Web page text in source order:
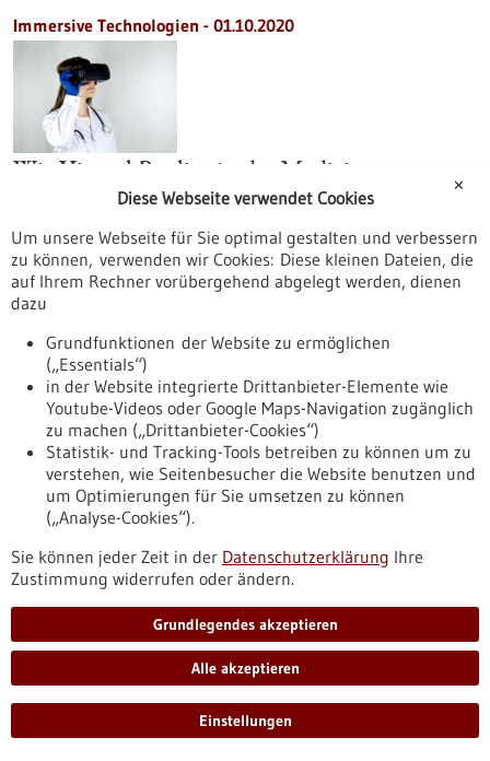
Immersive Technologien - 01.10.2020
Wie Virtual Reality in der Medizin
Anwendung findet
Im Juni 2021 findet in Boston (USA) die MedVR statt – der
weltweit erste Hackathon für Anwendungen immersiver
Technologien wie Virtual Reality (VR) und Augmented Reality
(AR) im Gesundheitssektor. Ziel der Veranstaltung ist es,
Fachleute in interdisziplinären Teams zusammenzuführen,
um aus guten Ideen auf dem Gebiet der VR und AR
Prototypen für den Gesundheitsmarkt zu entwickeln.
https://www.gesundheitsindustrie-
bw.de/fachbeitrag/aktuell/wie-virtual-reality-der-medizin-
anwendung-findet
Freudenberg Filtration Technologies - 01.10.2020
Coronavirus ausgebremst: Mit Filtern gegen
die Aerosol-Verbreitung
Filtertechnologie kann Mikroorganismen wie das neue
✕
Diese Webseite verwendet Cookies
Um unsere Webseite für Sie optimal gestalten und verbessern
zu können, verwenden wir Cookies: Diese kleinen Dateien, die
auf Ihrem Rechner vorübergehend abgelegt werden, dienen
dazu
Grundfunktionen der Website zu ermöglichen
(„Essentials“)
in der Website integrierte Drittanbieter-Elemente wie
Youtube-Videos oder Google Maps-Navigation zugänglich
zu machen („Drittanbieter-Cookies“)
Statistik- und Tracking-Tools betreiben zu können um zu
verstehen, wie Seitenbesucher die Website benutzen und
um Optimierungen für Sie umsetzen zu können
(„Analyse-Cookies“).
Sie können jeder Zeit in der Datenschutzerklärung Ihre
Zustimmung widerrufen oder ändern.
Grundlegendes akzeptieren
Alle akzeptieren
Einstellungen